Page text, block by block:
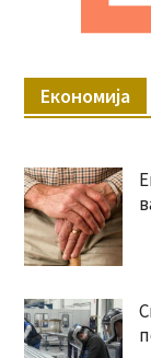
Економија